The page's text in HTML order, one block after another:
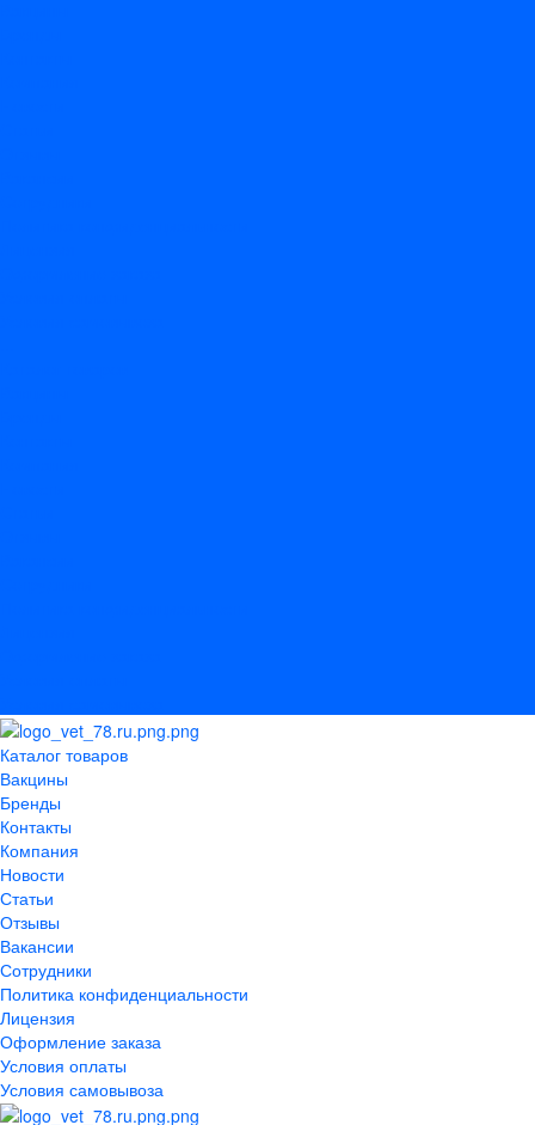
Каталог товаров
Вакцины
Бренды
Контакты
Компания
Новости
Статьи
Отзывы
Вакансии
Сотрудники
Политика конфиденциальности
Лицензия
Оформление заказа
Условия оплаты
Условия самовывоза